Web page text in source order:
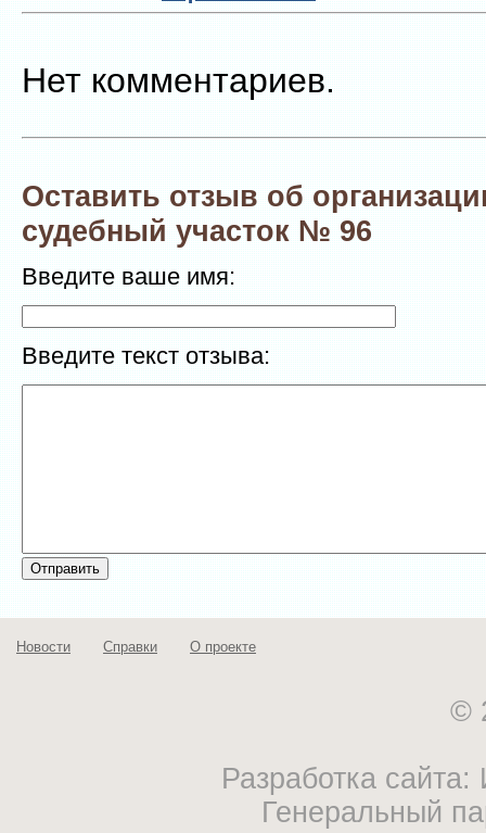
Нет комментариев.
Оставить отзыв об
судебный участок № 96
Введите ваше имя:
Введите текст отзыва:
Новости Справки О проекте
©
Разработка
Генеральный